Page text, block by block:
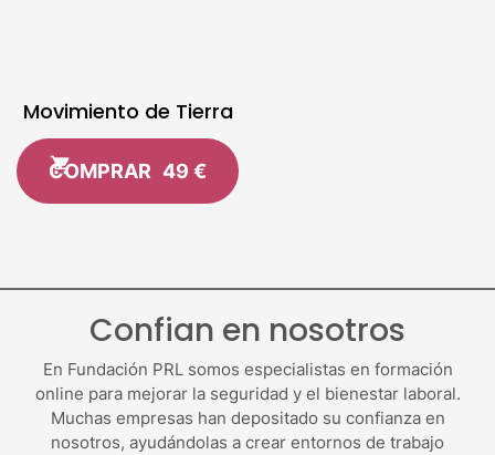
Movimiento de Tierra
COMPRAR 49 €
Confian en nosotros
En Fundación PRL somos especialistas en formación
online para mejorar la seguridad y el bienestar laboral.
Muchas empresas han depositado su confianza en
nosotros, ayudándolas a crear entornos de trabajo